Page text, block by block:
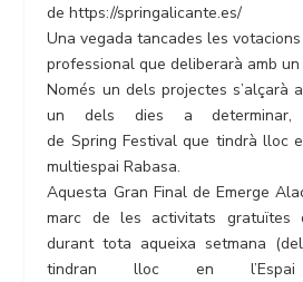
de https://springalicante.es/
Una vegada tancades les
professional que deliberarà amb
Només un dels projectes s’alçarà
un dels dies a determinar,
de Spring Festival que tindrà lloc
multiespai Rabasa.
Aquesta Gran Final de Emerge
marc de les activitats gratuïtes
durant tota aqueixa setmana
tindran lloc en